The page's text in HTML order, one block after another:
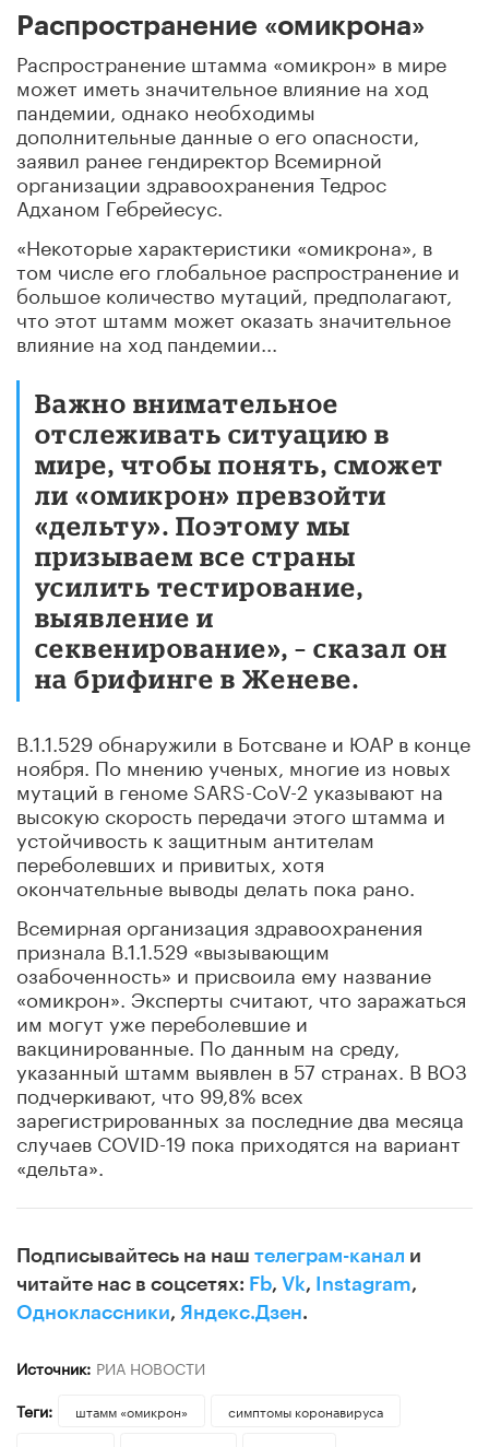
Распространение «омикрона»
Распространение штамма «омикрон» в мире
может иметь значительное влияние на ход
пандемии, однако необходимы
дополнительные данные о его опасности,
заявил ранее гендиректор Всемирной
организации здравоохранения Тедрос
Адханом Гебрейесус.
«Некоторые характеристики «омикрона», в
том числе его глобальное распространение и
большое количество мутаций, предполагают,
что этот штамм может оказать значительное
влияние на ход пандемии...
Важно внимательное
отслеживать ситуацию в
мире, чтобы понять, сможет
ли «омикрон» превзойти
«дельту». Поэтому мы
призываем все страны
усилить тестирование,
выявление и
секвенирование», – сказал он
на брифинге в Женеве.
B.1.1.529 обнаружили в Ботсване и ЮАР в конце
ноября. По мнению ученых, многие из новых
мутаций в геноме SARS-CoV-2 указывают на
высокую скорость передачи этого штамма и
устойчивость к защитным антителам
переболевших и привитых, хотя
окончательные выводы делать пока рано.
Всемирная организация здравоохранения
признала B.1.1.529 «вызывающим
озабоченность» и присвоила ему название
«омикрон». Эксперты считают, что заражаться
им могут уже переболевшие и
вакцинированные. По данным на среду,
указанный штамм выявлен в 57 странах. В ВОЗ
подчеркивают, что 99,8% всех
зарегистрированных за последние два месяца
случаев COVID-19 пока приходятся на вариант
«дельта».
Подписывайтесь на наш телеграм-канал и
читайте нас в соцсетях: Fb, Vk, Instagram,
Одноклассники, Яндекс.Дзен.
Источник: РИА НОВОСТИ
Теги:
штамм «омикрон»
симптомы коронавируса